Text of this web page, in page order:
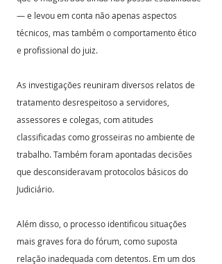
— e levou em conta não apenas aspectos
técnicos, mas também o comportamento ético
e profissional do juiz.
As investigações reuniram diversos relatos de
tratamento desrespeitoso a servidores,
assessores e colegas, com atitudes
classificadas como grosseiras no ambiente de
trabalho. Também foram apontadas decisões
que desconsideravam protocolos básicos do
Judiciário.
Além disso, o processo identificou situações
mais graves fora do fórum, como suposta
relação inadequada com detentos. Em um dos